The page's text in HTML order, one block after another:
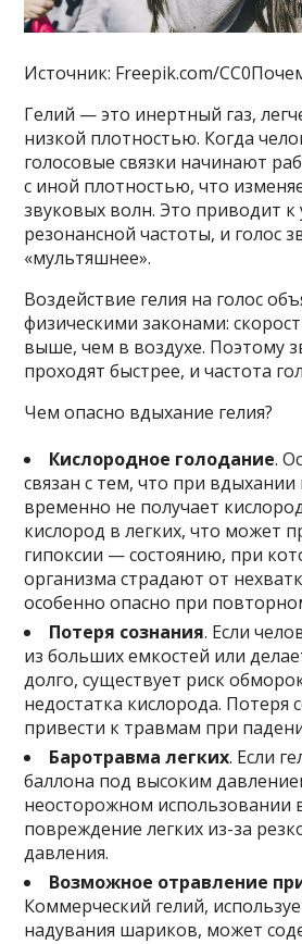
Источник: Freepik.com/
Гелий — это инертный газ,
низкой плотностью. Когда
голосовые связки начинают
с иной плотностью, что
звуковых волн. Это приводит
резонансной частоты, и голос
«мультяшнее».
Воздействие гелия на голос
физическими законами:
выше, чем в воздухе. Поэтому
проходят быстрее, и частота
Чем опасно вдыхание гелия?
Кислородное голодание.
связан с тем, что при вдыхании
временно не получает
кислород в легких, что может
гипоксии — состоянию, при
организма страдают от
особенно опасно при
Потеря сознания. Если
из больших емкостей или
долго, существует риск
недостатка кислорода. Потеря
привести к травмам при
Баротравма легких. Если
баллона под высоким
неосторожном использовании
повреждение легких из-за
давления.
Возможное отравление
Коммерческий гелий,
надувания шариков, может